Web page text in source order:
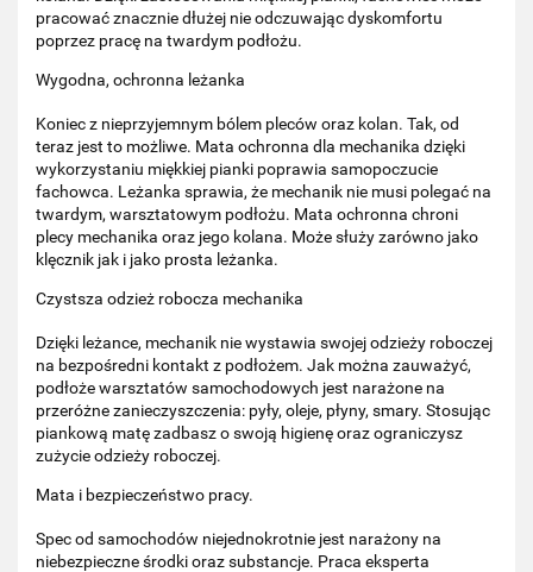
pracować znacznie dłużej nie odczuwając dyskomfortu
poprzez pracę na twardym podłożu.
Wygodna, ochronna leżanka
Koniec z nieprzyjemnym bólem pleców oraz kolan. Tak, od
teraz jest to możliwe. Mata ochronna dla mechanika dzięki
wykorzystaniu miękkiej pianki poprawia samopoczucie
fachowca. Leżanka sprawia, że mechanik nie musi polegać na
twardym, warsztatowym podłożu. Mata ochronna chroni
plecy mechanika oraz jego kolana. Może służy zarówno jako
klęcznik jak i jako prosta leżanka.
Czystsza odzież robocza mechanika
Dzięki leżance, mechanik nie wystawia swojej odzieży roboczej
na bezpośredni kontakt z podłożem. Jak można zauważyć,
podłoże warsztatów samochodowych jest narażone na
przeróżne zanieczyszczenia: pyły, oleje, płyny, smary. Stosując
piankową matę zadbasz o swoją higienę oraz ograniczysz
zużycie odzieży roboczej.
Mata i bezpieczeństwo pracy.
Spec od samochodów niejednokrotnie jest narażony na
niebezpieczne środki oraz substancje. Praca eksperta